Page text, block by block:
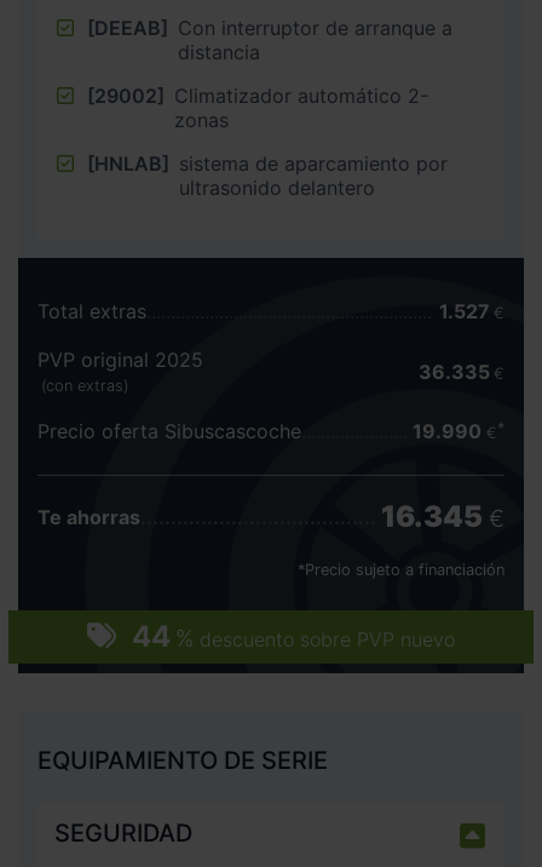
[DEEAB] Con interruptor de arranque a
distancia
[29002] Climatizador automático 2-
zonas
[HNLAB] sistema de aparcamiento por
ultrasonido delantero
44 % descuento sobre PVP nuevo
Total extras 1.527 €
PVP original 2025
(con extras)
36.335 €
Precio oferta Sibuscascoche 19.990 €
Te ahorras 16.345 €
*Precio sujeto a financiación
EQUIPAMIENTO DE SERIE
SEGURIDAD